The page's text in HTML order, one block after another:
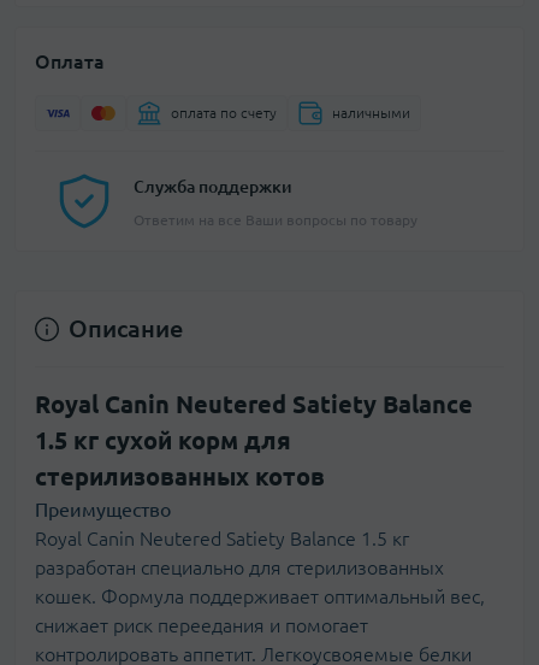
Оплата
оплата по счету наличными
Служба поддержки
Ответим на все Ваши вопросы по товару
Описание
Royal Canin Neutered Satiety Balance
1.5 кг сухой корм для
стерилизованных котов
Преимущество
Royal Canin Neutered Satiety Balance 1.5 кг
разработан специально для стерилизованных
кошек. Формула поддерживает оптимальный вес,
снижает риск переедания и помогает
контролировать аппетит. Легкоусвояемые белки